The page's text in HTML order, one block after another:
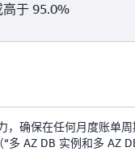
于 95.0%
，确保在任何月度账单
AZ DB 实例和多 AZ